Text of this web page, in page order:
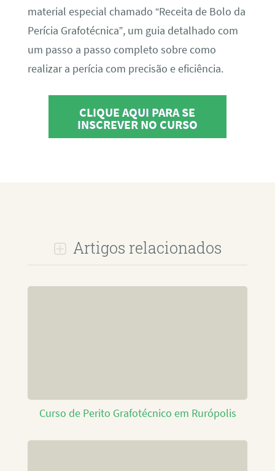
material especial chamado “Receita de Bolo da
Perícia Grafotécnica”, um guia detalhado com
um passo a passo completo sobre como
realizar a perícia com precisão e eficiência.
CLIQUE AQUI PARA SE
INSCREVER NO CURSO
Artigos relacionados
Curso de Perito Grafotécnico em Rurópolis